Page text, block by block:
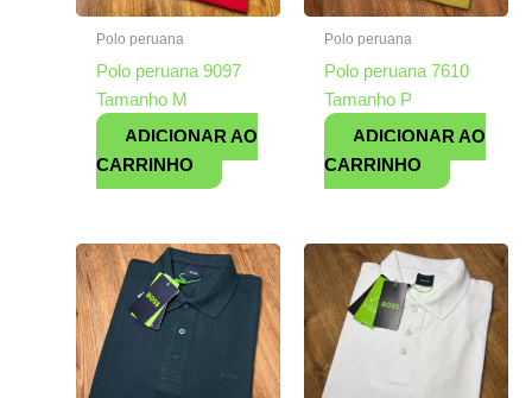
Polo peruana
Polo peruana 9097
Tamanho M
ADICIONAR AO
CARRINHO
Polo peruana
Polo peruana 7610
Tamanho P
ADICIONAR AO
CARRINHO